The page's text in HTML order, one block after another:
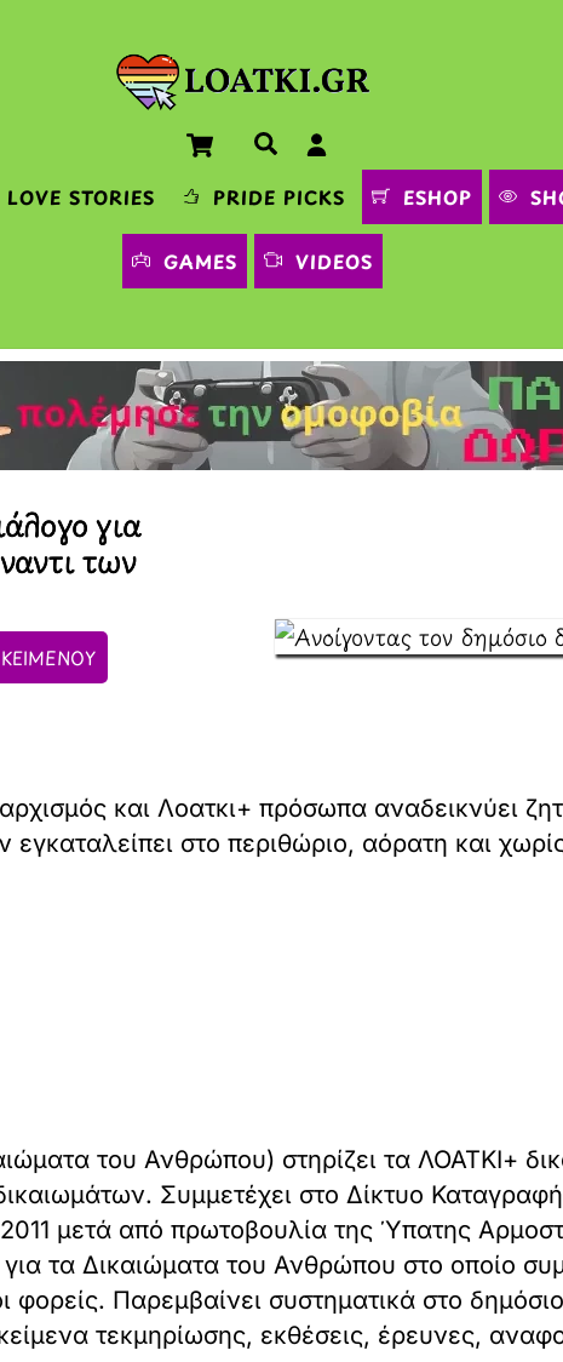
Cart Αναζήτηση
LOVE STORIES PRIDE PICKS ESHOP
GAMES VIDEOS
για
των
και Λοατκι+ πρόσωπα αναδεικνύει
εγκαταλείπει στο περιθώριο, αόρατη και
του Ανθρώπου) στηρίζει τα ΛΟΑΤΚΙ+
Συμμετέχει στο Δίκτυο
μετά από πρωτοβουλία της Ύπατης
για τα Δικαιώματα του Ανθρώπου στο οποίο
Παρεμβαίνει συστηματικά στο
τεκμηρίωσης, εκθέσεις, έρευνες,